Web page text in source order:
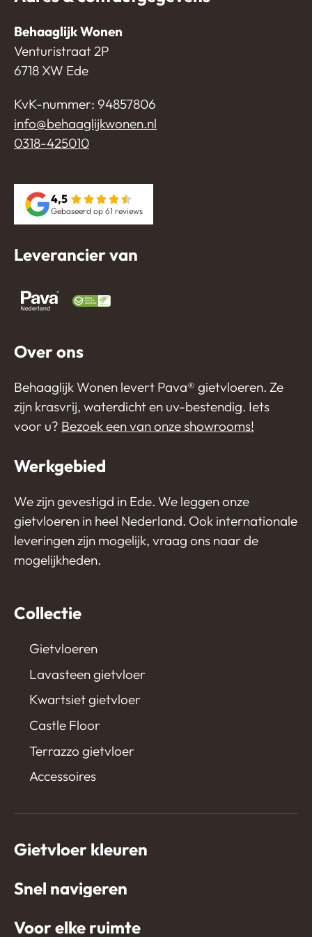
Behaaglijk Wonen
Venturistraat 2P
6718 XW Ede
KvK-nummer: 94857806
info@behaaglijkwonen.nl
0318-425010
4,5
Gebaseerd op 61 reviews
Leverancier van
Over ons
Behaaglijk Wonen levert Pava®️ gietvloeren. Ze
zijn krasvrij, waterdicht en uv-bestendig. Iets
voor u? Bezoek een van onze showrooms!
Werkgebied
We zijn gevestigd in Ede. We leggen onze
gietvloeren in heel Nederland. Ook internationale
leveringen zijn mogelijk, vraag ons naar de
mogelijkheden.
Collectie
Gietvloeren
Lavasteen gietvloer
Kwartsiet gietvloer
Castle Floor
Terrazzo gietvloer
Accessoires
Gietvloer kleuren
Snel navigeren
Voor elke ruimte